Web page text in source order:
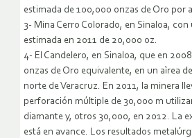
estimada de 100,000 onzas de Oro por
3- Mina Cerro Colorado, en Sinaloa,
estimada en 2011 de 20,000 oz.
4- El Candelero, en Sinaloa, que en
onzas de Oro equivalente, en un aìrea
norte de Veracruz. En 2011, la minera
perforación múltiple de 30,000 m
diamante y, otros 30,000, en 2012. La
está en avance. Los resultados